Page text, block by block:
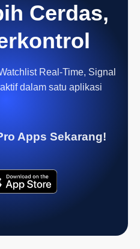
Cerdas,
Real-Time, Signal
dalam satu aplikasi
Apps Sekarang!